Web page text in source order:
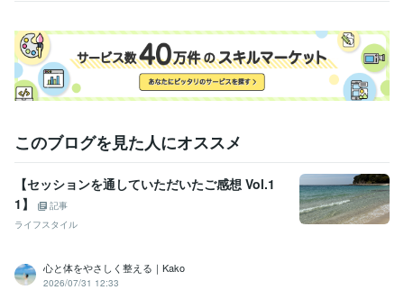
英語 日常会話レベル
このブログを見た人にオススメ
【セッションを通していただいたご感想 Vol.1
1】
記事
ライフスタイル
心と体をやさしく整える｜Kako
2026/07/31 12:33